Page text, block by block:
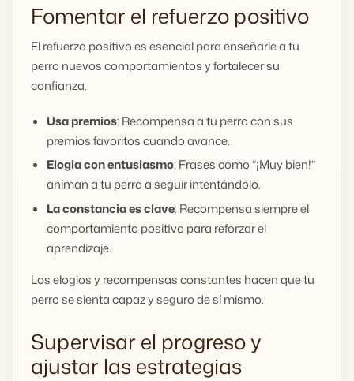
Fomentar el refuerzo positivo
El refuerzo positivo es esencial para enseñarle a tu
perro nuevos comportamientos y fortalecer su
confianza.
Usa premios: Recompensa a tu perro con sus
premios favoritos cuando avance.
Elogia con entusiasmo: Frases como “¡Muy bien!”
animan a tu perro a seguir intentándolo.
La constancia es clave: Recompensa siempre el
comportamiento positivo para reforzar el
aprendizaje.
Los elogios y recompensas constantes hacen que tu
perro se sienta capaz y seguro de sí mismo.
Supervisar el progreso y
ajustar las estrategias